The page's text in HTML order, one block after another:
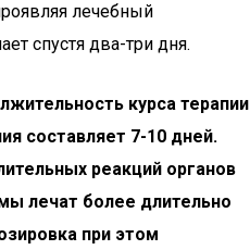
лечебный
спустя два-три дня.
курса терапии
составляет 7-10 дней.
реакций органов
лечат более длительно
при этом